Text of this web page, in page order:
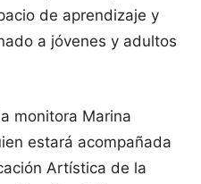
de aprendizaje y
a jóvenes y adultos
monitora Marina
estará acompañada
Artística de la